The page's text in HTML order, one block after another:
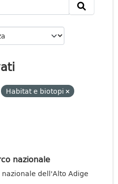
Habitat e biotopi
nazionale
dell'Alto Adige